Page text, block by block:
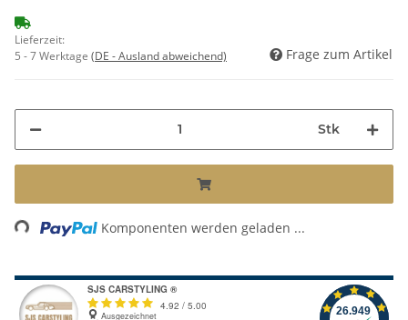
Lieferzeit:
5 - 7 Werktage (DE - Ausland abweichend) Frage zum Artikel
Stk
Loading... Komponenten werden geladen ...